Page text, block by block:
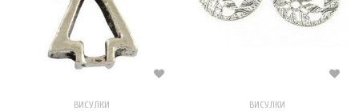
ВИСУЛКИ ВИСУЛКИ